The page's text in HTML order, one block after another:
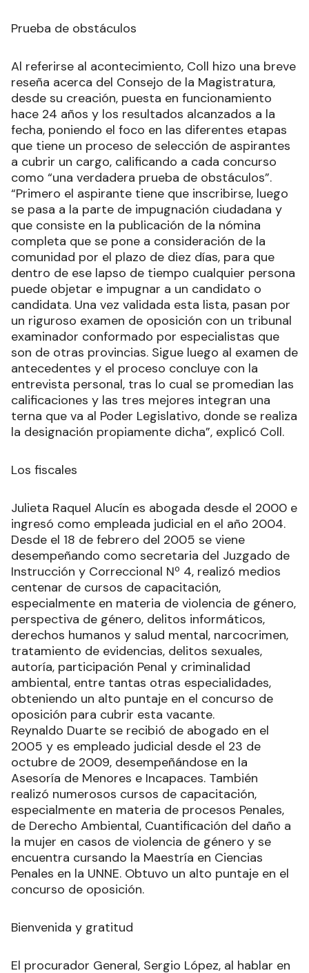
Prueba de obstáculos
Al referirse al acontecimiento, Coll hizo una breve
reseña acerca del Consejo de la Magistratura,
desde su creación, puesta en funcionamiento
hace 24 años y los resultados alcanzados a la
fecha, poniendo el foco en las diferentes etapas
que tiene un proceso de selección de aspirantes
a cubrir un cargo, calificando a cada concurso
como “una verdadera prueba de obstáculos”.
“Primero el aspirante tiene que inscribirse, luego
se pasa a la parte de impugnación ciudadana y
que consiste en la publicación de la nómina
completa que se pone a consideración de la
comunidad por el plazo de diez días, para que
dentro de ese lapso de tiempo cualquier persona
puede objetar e impugnar a un candidato o
candidata. Una vez validada esta lista, pasan por
un riguroso examen de oposición con un tribunal
examinador conformado por especialistas que
son de otras provincias. Sigue luego al examen de
antecedentes y el proceso concluye con la
entrevista personal, tras lo cual se promedian las
calificaciones y las tres mejores integran una
terna que va al Poder Legislativo, donde se realiza
la designación propiamente dicha”, explicó Coll.
Los fiscales
Julieta Raquel Alucín es abogada desde el 2000 e
ingresó como empleada judicial en el año 2004.
Desde el 18 de febrero del 2005 se viene
desempeñando como secretaria del Juzgado de
Instrucción y Correccional Nº 4, realizó medios
centenar de cursos de capacitación,
especialmente en materia de violencia de género,
perspectiva de género, delitos informáticos,
derechos humanos y salud mental, narcocrimen,
tratamiento de evidencias, delitos sexuales,
autoría, participación Penal y criminalidad
ambiental, entre tantas otras especialidades,
obteniendo un alto puntaje en el concurso de
oposición para cubrir esta vacante.
Reynaldo Duarte se recibió de abogado en el
2005 y es empleado judicial desde el 23 de
octubre de 2009, desempeñándose en la
Asesoría de Menores e Incapaces. También
realizó numerosos cursos de capacitación,
especialmente en materia de procesos Penales,
de Derecho Ambiental, Cuantificación del daño a
la mujer en casos de violencia de género y se
encuentra cursando la Maestría en Ciencias
Penales en la UNNE. Obtuvo un alto puntaje en el
concurso de oposición.
Bienvenida y gratitud
El procurador General, Sergio López, al hablar en